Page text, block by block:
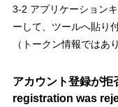
3-2 アプリケーション
ーして、ツールへ貼り
（トークン情報ではあ
アカウント登録が
registration was